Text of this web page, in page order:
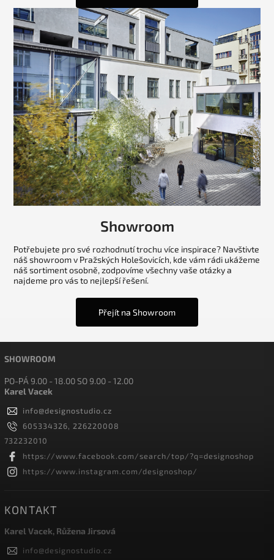
Showroom
Potřebujete pro své rozhodnutí trochu více inspirace? Navštivte
náš showroom v Pražských Holešovicích, kde vám rádi ukážeme
náš sortiment osobně, zodpovíme všechny vaše otázky a
najdeme pro vás to nejlepší řešení.
Přejít na Showroom
SHOWROOM
PO-PÁ 9.00 - 18.00 SO 9.00 - 12.00
Karel Vacek
info@designostudio.cz
605334326, 226220008
732232010
https://www.facebook.com/search/top/?q=designoshop
https://www.instagram.com/designoshop/
KONTAKT
Karel Vacek, Růžena Jirsová
info@designostudio.cz